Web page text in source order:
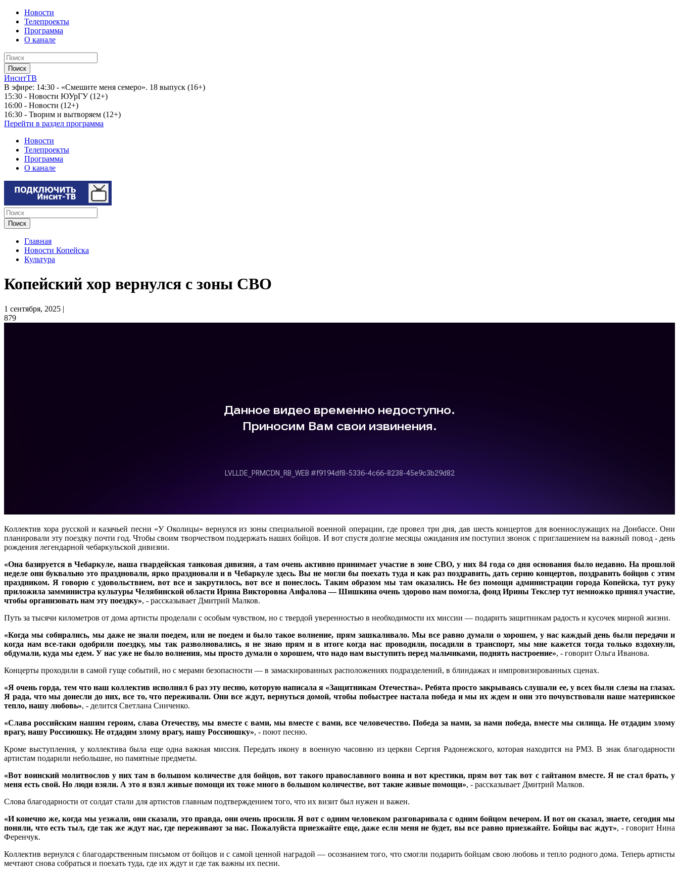
Новости
Телепроекты
Программа
О канале
ИнситТВ
В эфире: 14:30 - «Смешите меня семеро». 18 выпуск (16+)
15:30 - Новости ЮУрГУ (12+)
16:00 - Новости (12+)
16:30 - Творим и вытворяем (12+)
Перейти в раздел программа
Новости
Телепроекты
Программа
О канале
Главная
Новости Копейска
Культура
Копейский хор вернулся с зоны СВО
1 сентября, 2025 |
879
Коллектив хора русской и казачьей песни «У Околицы» вернулся из зоны специальной военной операции, где провел три дня, дав шесть концертов для военнослужащих на Донбассе. Они
планировали эту поездку почти год. Чтобы своим творчеством поддержать наших бойцов. И вот спустя долгие месяцы ожидания им поступил звонок с приглашением на важный повод - день
рождения легендарной чебаркульской дивизии.
«Она базируется в Чебаркуле, наша гвардейская танковая дивизия, а там очень активно принимает участие в зоне СВО, у них 84 года со дня основания было недавно. На прошлой
неделе они буквально это праздновали, ярко праздновали и в Чебаркуле здесь. Вы не могли бы поехать туда и как раз поздравить, дать серию концертов, поздравить бойцов с этим
праздником. Я говорю с удовольствием, вот все и закрутилось, вот все и понеслось. Таким образом мы там оказались. Не без помощи администрации города Копейска, тут руку
приложила замминистра культуры Челябинской области Ирина Викторовна Анфалова — Шишкина очень здорово нам помогла, фонд Ирины Текслер тут немножко принял участие,
чтобы организовать нам эту поездку», - рассказывает Дмитрий Малков.
Путь за тысячи километров от дома артисты проделали с особым чувством, но с твердой уверенностью в необходимости их миссии — подарить защитникам радость и кусочек мирной жизни.
«Когда мы собирались, мы даже не знали поедем, или не поедем и было такое волнение, прям зашкаливало. Мы все равно думали о хорошем, у нас каждый день были передачи и
когда нам все-таки одобрили поездку, мы так разволновались, я не знаю прям и в итоге когда нас проводили, посадили в транспорт, мы мне кажется тогда только вздохнули,
обдумали, куда мы едем. У нас уже не было волнения, мы просто думали о хорошем, что надо нам выступить перед мальчиками, поднять настроение», - говорит Ольга Иванова.
Концерты проходили в самой гуще событий, но с мерами безопасности — в замаскированных расположениях подразделений, в блиндажах и импровизированных сценах.
«Я очень горда, тем что наш коллектив исполнял 6 раз эту песню, которую написала я «Защитникам Отечества». Ребята просто закрываясь слушали ее, у всех были слезы на глазах.
Я рада, что мы донесли до них, все то, что переживали. Они все ждут, вернуться домой, чтобы побыстрее настала победа и мы их ждем и они это почувствовали наше материнское
тепло, нашу любовь», - делится Светлана Синченко.
«Слава российским нашим героям, слава Отечеству, мы вместе с вами, мы вместе с вами, все человечество. Победа за нами, за нами победа, вместе мы силища. Не отдадим злому
врагу, нашу Россиюшку. Не отдадим злому врагу, нашу Россиюшку», - поют песню.
Кроме выступления, у коллектива была еще одна важная миссия. Передать икону в военную часовню из церкви Сергия Радонежского, которая находится на РМЗ. В знак благодарности
артистам подарили небольшие, но памятные предметы.
«Вот воинский молитвослов у них там в большом количестве для бойцов, вот такого православного воина и вот крестики, прям вот так вот с гайтаном вместе. Я не стал брать, у
меня есть свой. Но люди взяли. А это я взял живые помощи их тоже много в большом количестве, вот такие живые помощи», - рассказывает Дмитрий Малков.
Слова благодарности от солдат стали для артистов главным подтверждением того, что их визит был нужен и важен.
«И конечно же, когда мы уезжали, они сказали, это правда, они очень просили. Я вот с одним человеком разговаривала с одним бойцом вечером. И вот он сказал, знаете, сегодня мы
поняли, что есть тыл, где так же ждут нас, где переживают за нас. Пожалуйста приезжайте еще, даже если меня не будет, вы все равно приезжайте. Бойцы вас ждут», - говорит Нина
Ференчук.
Коллектив вернулся с благодарственным письмом от бойцов и с самой ценной наградой — осознанием того, что смогли подарить бойцам свою любовь и тепло родного дома. Теперь артисты
мечтают снова собраться и поехать туда, где их ждут и где так важны их песни.